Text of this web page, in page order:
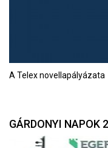
A Telex novellapályázata
GÁRDONYI NAPOK